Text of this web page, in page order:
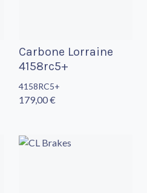
Carbone Lorraine
4158rc5+
4158RC5+
179,00 €